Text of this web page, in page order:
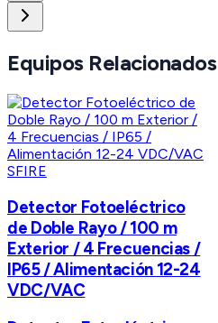
Equipos Relacionados
SFIRE
Detector Fotoeléctrico
de Doble Rayo / 100 m
Exterior / 4 Frecuencias /
IP65 / Alimentación 12-24
VDC/VAC